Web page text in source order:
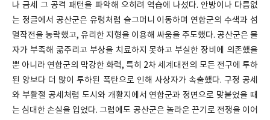
나 금세 그 공격 패턴을 파악해 오히려 역습에 나섰다. 안방이나 다름없
는 정글에서 공산군은 유령처럼 슬그머니 이동하며 연합군의 수색과 섬
멸작전을 농락했고, 유리한 지형을 이용해 싸움을 주도했다. 공산군은 물
자가 부족해 굶주리고 부상을 치료하지 못하고 부실한 장비에 의존했을
뿐 아니라 연합군의 막강한 화력, 특히 2차 세계대전의 모든 전구에 투하
된 양보다 더 많이 투하된 폭탄으로 인해 사상자가 속출했다. 구정 공세
와 부활절 공세처럼 도시와 개활지에서 연합군과 정면으로 맞붙었을 때
는 심대한 손실을 입었다. 그럼에도 공산군은 놀라운 끈기로 전쟁을 이어